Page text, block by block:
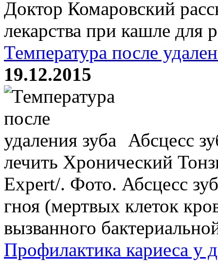
Доктор Комаровский
лекарства при кашле для
Температура после
19.12.2015
Абсцесс
лечить Хронический
Expert/. Фото. Абсцесс
гноя (мертвых клеток
вызванного
Профилактика кариеса у